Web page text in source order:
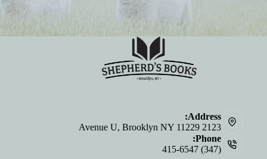
Address:
2123 Avenue U, Brooklyn NY 11229
Phone:
(347) 415-6547